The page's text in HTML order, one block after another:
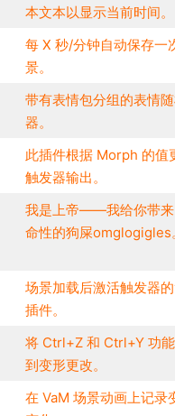
本文本以显示当前时间。
每 X 秒/分钟自动保存一
景。
带有表情包分组的表情随
器。
此插件根据 Morph 的值
触发器输出。
我是上帝——我给你带来
命性的狗屎omglogigles。
场景加载后激活触发器的
插件。
将 Ctrl+Z 和 Ctrl+Y 功能
到变形更改。
在 VaM 场景动画上记录